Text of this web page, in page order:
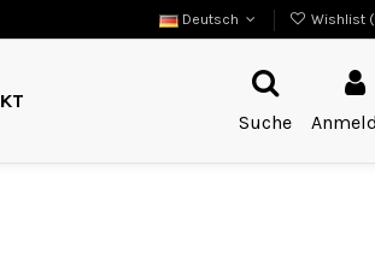
Deutsch Wishlist (
Suche